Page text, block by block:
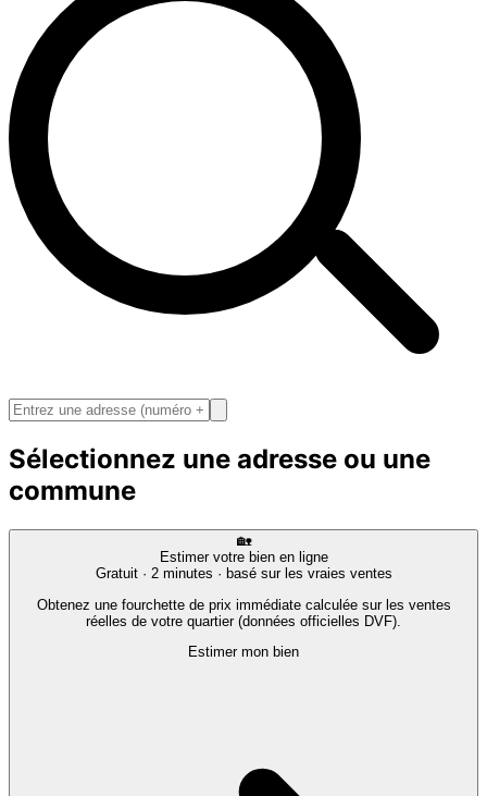
Sélectionnez une adresse ou une
commune
🏡
Estimer votre bien en ligne
Gratuit · 2 minutes · basé sur les vraies ventes
Obtenez une fourchette de prix immédiate calculée sur les ventes
réelles de votre quartier (données officielles DVF).
Estimer mon bien